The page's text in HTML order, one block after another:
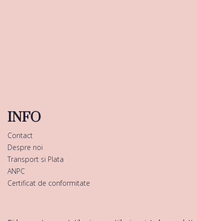
INFO
Contact
Despre noi
Transport si Plata
ANPC
Certificat de conformitate